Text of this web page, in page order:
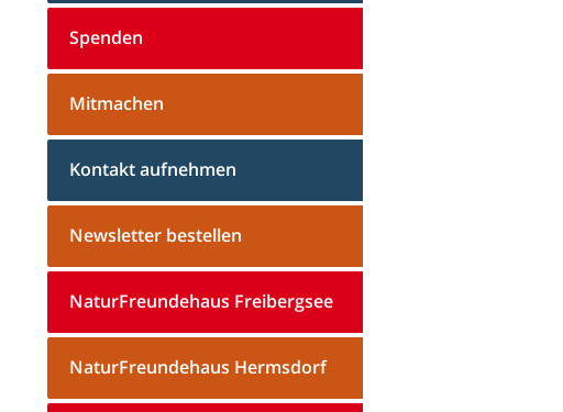
Spenden
Mitmachen
Kontakt aufnehmen
Newsletter bestellen
NaturFreundehaus Freibergsee
NaturFreundehaus Hermsdorf